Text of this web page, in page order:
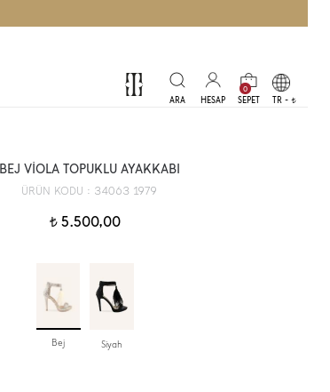
0
TR - t
BEJ VİOLA TOPUKLU AYAKKABI
ÜRÜN KODU : 34063 1979
t5.500,00
Bej Siyah